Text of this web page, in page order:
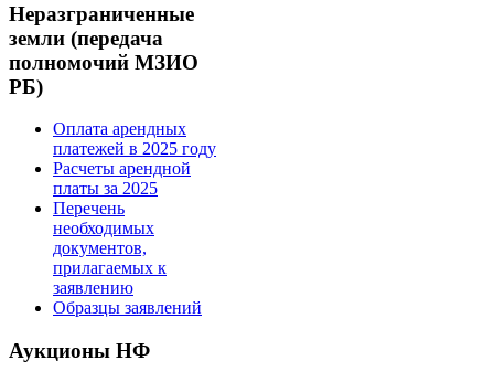
Неразграниченные
земли (передача
полномочий МЗИО
РБ)
Оплата арендных
платежей в 2025 году
Расчеты арендной
платы за 2025
Перечень
необходимых
документов,
прилагаемых к
заявлению
Образцы заявлений
Аукционы НФ